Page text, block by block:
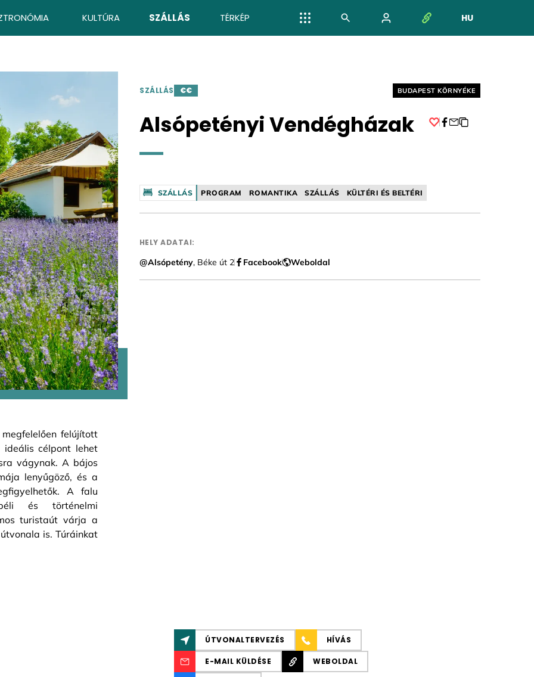
KULTÚRA SZÁLLÁS TÉRKÉP HU
NYELV
SZÁLLÁS €€ Helyszín címkék:
BUDAPEST KÖRNYÉKE
Alsópetényi Vendégházak
SZÁLLÁS PROGRAM ROMANTIKA SZÁLLÁS KÜLTÉRI ÉS BELTÉRI
HELY ADATAI:
@Alsópetény, Béke út 2 Facebook Weboldal
felújított
célpont lehet
vágynak. A bájos
lenyűgöző, és a
A falu
és történelmi
turistaút várja a
is. Túráinkat
ÚTVONALTERVEZÉS HÍVÁS
E-MAIL KÜLDÉSE WEBOLDAL